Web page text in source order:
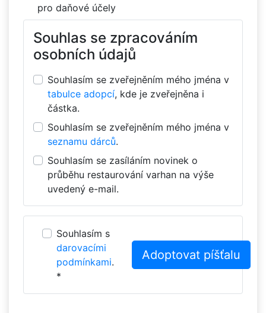
pro daňové účely
Souhlas se zpracováním
osobních údajů
Souhlasím se zveřejněním mého jména v
tabulce adopcí, kde je zveřejněna i
částka.
Souhlasím se zveřejněním mého jména v
seznamu dárců.
Souhlasím se zasíláním novinek o
průběhu restaurování varhan na výše
uvedený e-mail.
Souhlasím s
darovacími
podmínkami.
*